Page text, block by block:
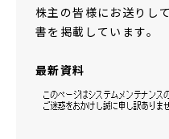
株主の皆様にお送りし
書を掲載しています。
最新資料